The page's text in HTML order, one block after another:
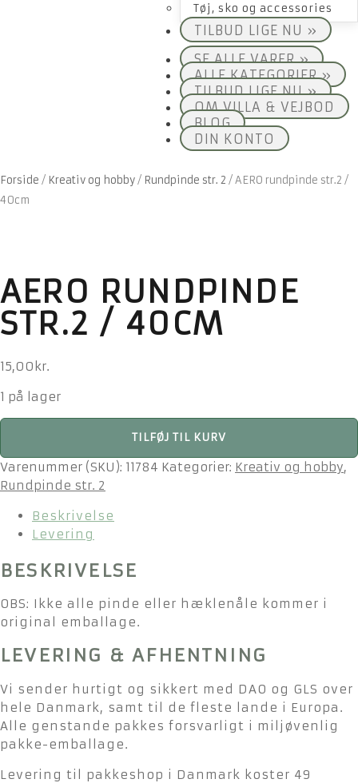
Tøj, sko og accessories
TILBUD LIGE NU »
SE ALLE VARER »
ALLE KATEGORIER »
TILBUD LIGE NU »
OM VILLA & VEJBOD
BLOG
DIN KONTO
Forside / Kreativ og hobby/ Rundpinde str. 2 /AERO rundpinde str.2 /
40cm
AERO RUNDPINDE
STR.2 / 40CM
15,00 kr.
1 på lager
AERO
str.2
/
antal
TILFØJ TIL KURV
Varenummer (SKU): 11784 Kategorier: Kreativ og hobby,
Rundpinde str. 2
Beskrivelse
Levering
BESKRIVELSE
OBS: Ikke alle pinde eller hæklenåle kommer i
original emballage.
LEVERING & AFHENTNING
Vi sender hurtigt og sikkert med DAO og GLS over
hele Danmark, samt til de fleste lande i Europa.
Alle genstande pakkes forsvarligt i miljøvenlig
pakke-emballage.
Levering til pakkeshop i Danmark koster 49